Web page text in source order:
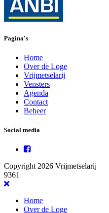
Pagina's
Home
Over de Loge
Vrijmetselarij
Vensters
Agenda
Contact
Beheer
Social media
Copyright 2026 Vrijmetselarij
9361
Home
Over de Loge